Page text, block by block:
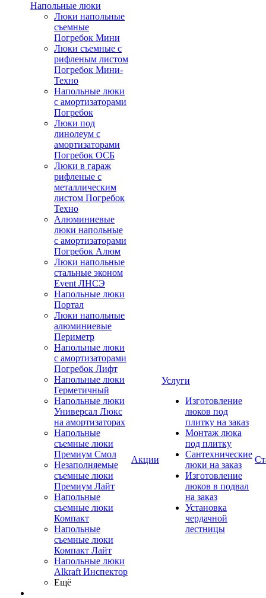
Напольные люки
Люки напольные
съемные
Погребок Мини
Люки съемные с
рифленым листом
Погребок Мини-
Техно
Напольные люки
с амортизаторами
Погребок
Люки под
линолеум с
амортизаторами
Погребок ОСБ
Люки в гараж
рифленые с
металлическим
листом Погребок
Техно
Алюминиевые
люки напольные
с амортизаторами
Погребок Алюм
Люки напольные
стальные эконом
Event ЛНСЭ
Напольные люки
Портал
Люки напольные
алюминиевые
Периметр
Напольные люки
с амортизаторами
Погребок Лифт
Напольные люки
Герметичный
Напольные люки
Универсал Люкс
на амортизаторах
Напольные
съемные люки
Премиум Смол
Незаполняемые
съемные люки
Премиум Лайт
Напольные
съемные люки
Компакт
Напольные
съемные люки
Компакт Лайт
Напольные люки
Alkraft Инспектор
Ещё
Акции
Услуги
Изготовление
люков под
плитку на заказ
Монтаж люка
под плитку
Сантехнические
люки на заказ
Изготовление
люков в подвал
на заказ
Установка
чердачной
лестницы